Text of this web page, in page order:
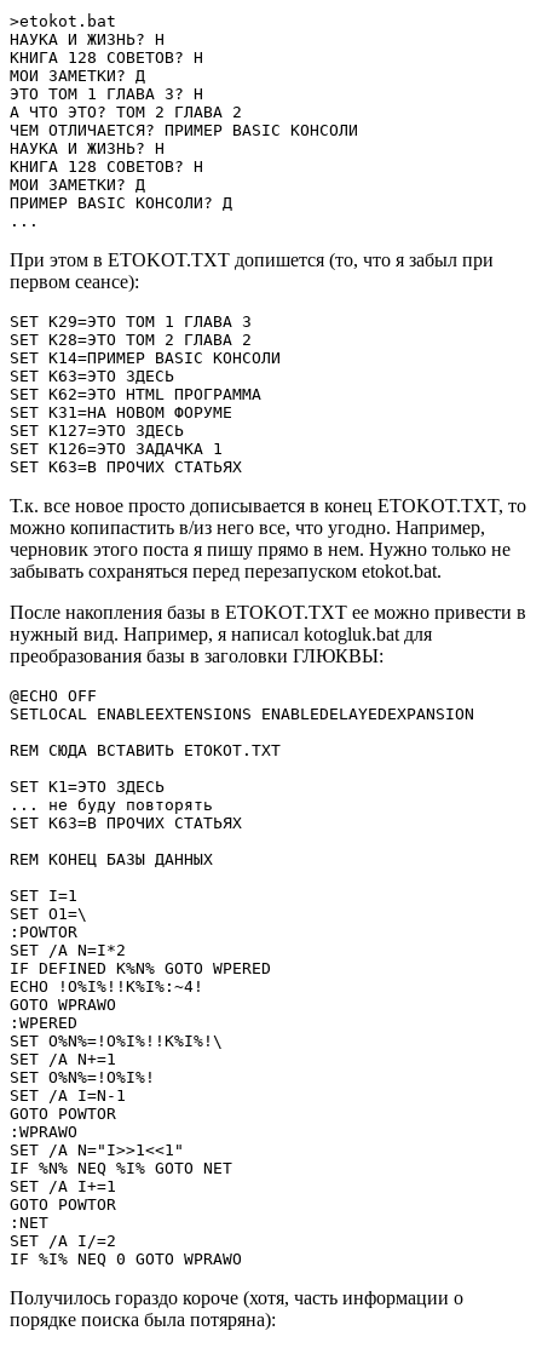
>etokot.bat
НАУКА И ЖИЗНЬ? Н
КНИГА 128 СОВЕТОВ? Н
МОИ ЗАМЕТКИ? Д
ЭТО ТОМ 1 ГЛАВА 3? Н
А ЧТО ЭТО? ТОМ 2 ГЛАВА 2
ЧЕМ ОТЛИЧАЕТСЯ? ПРИМЕР BASIC КОНСОЛИ
НАУКА И ЖИЗНЬ? Н
КНИГА 128 СОВЕТОВ? Н
МОИ ЗАМЕТКИ? Д
ПРИМЕР BASIC КОНСОЛИ? Д
...
При этом в ETOKOT.TXT допишется (то, что я забыл при
первом сеансе):
SET K29=ЭТО ТОМ 1 ГЛАВА 3
SET K28=ЭТО ТОМ 2 ГЛАВА 2
SET K14=ПРИМЕР BASIC КОНСОЛИ
SET K63=ЭТО ЗДЕСЬ
SET K62=ЭТО HTML ПРОГРАММА
SET K31=НА НОВОМ ФОРУМЕ
SET K127=ЭТО ЗДЕСЬ
SET K126=ЭТО ЗАДАЧКА 1
SET K63=В ПРОЧИХ СТАТЬЯХ
Т.к. все новое просто дописывается в конец ETOKOT.TXT, то
можно копипастить в/из него все, что угодно. Например,
черновик этого поста я пишу прямо в нем. Нужно только не
забывать сохраняться перед перезапуском etokot.bat.
После накопления базы в ETOKOT.TXT ее можно привести в
нужный вид. Например, я написал kotogluk.bat для
преобразования базы в заголовки ГЛЮКВЫ:
@ECHO OFF
SETLOCAL ENABLEEXTENSIONS ENABLEDELAYEDEXPANSION
REM СЮДА ВСТАВИТЬ ETOKOT.TXT
SET K1=ЭТО ЗДЕСЬ
... не буду повторять
SET K63=В ПРОЧИХ СТАТЬЯХ
REM КОНЕЦ БАЗЫ ДАННЫХ
SET I=1
SET O1=\
:POWTOR
SET /A N=I*2
IF DEFINED K%N% GOTO WPERED
ECHO !O%I%!!K%I%:~4!
GOTO WPRAWO
:WPERED
SET O%N%=!O%I%!!K%I%!\
SET /A N+=1
SET O%N%=!O%I%!
SET /A I=N-1
GOTO POWTOR
:WPRAWO
SET /A N="I>>1<<1"
IF %N% NEQ %I% GOTO NET
SET /A I+=1
GOTO POWTOR
:NET
SET /A I/=2
IF %I% NEQ 0 GOTO WPRAWO
Получилось гораздо короче (хотя, часть информации о
порядке поиска была потяряна):